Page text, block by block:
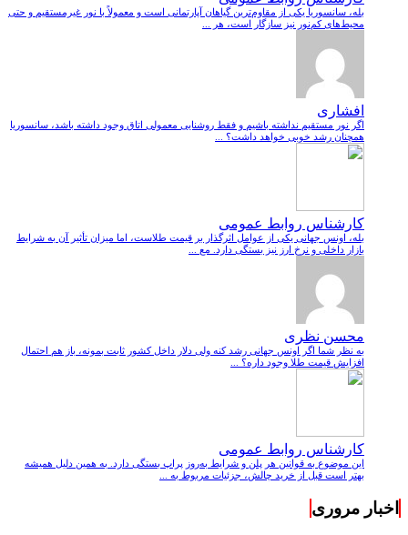
بله، سانسوریا یکی از مقاوم‌ترین گیاهان آپارتمانی است و معمولاً با نور غیرمستقیم و حتی
محیط‌های کم‌نور نیز سازگار است، هر ...
افشاری
اگر نور مستقیم نداشته باشیم و فقط روشنایی معمولی اتاق وجود داشته باشد، سانسوریا
همچنان رشد خوبی خواهد داشت؟ ...
کارشناس روابط عمومی
بله، اونس جهانی یکی از عوامل اثرگذار بر قیمت طلاست، اما میزان تأثیر آن به شرایط
بازار داخلی و نرخ ارز نیز بستگی دارد. مع ...
محسن نظری
به نظر شما اگر اونس جهانی رشد کنه ولی دلار داخل کشور ثابت بمونه، باز هم احتمال
افزایش قیمت طلا وجود داره؟ ...
کارشناس روابط عمومی
این موضوع به قوانین هر پلن و شرایط به‌روز پراپ بستگی دارد. به همین دلیل همیشه
بهتر است قبل از خرید چالش، جزئیات مربوط به ...
اخبار مروری